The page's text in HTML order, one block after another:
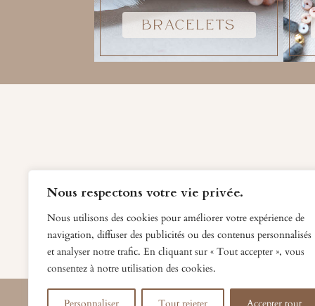
Nous respectons votre vie privée.
Nous utilisons des cookies pour améliorer votre expérience de
navigation, diffuser des publicités ou des contenus personnalisés
et analyser notre trafic. En cliquant sur « Tout accepter », vous
consentez à notre utilisation des cookies.
BRACELETS